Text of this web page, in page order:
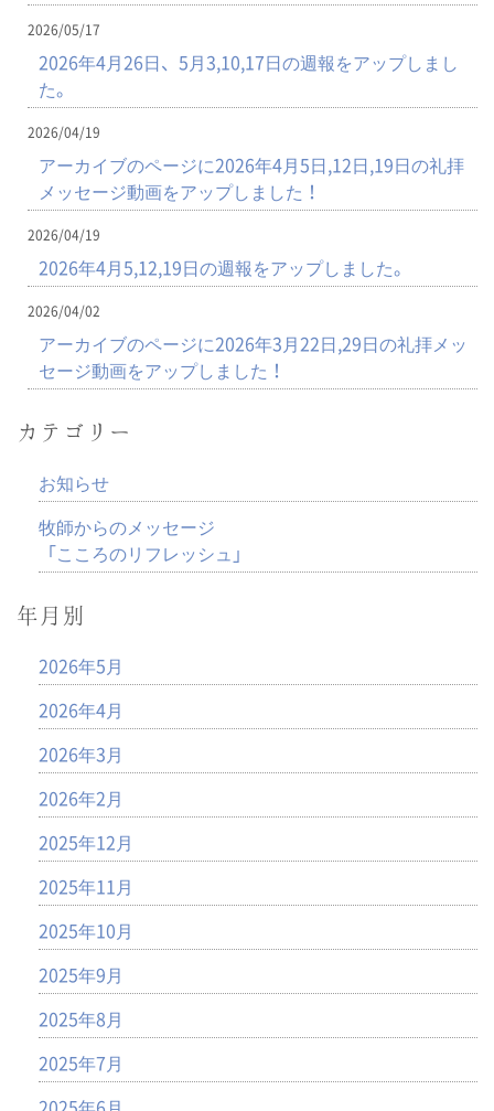
2026/05/17
2026年4月26日、5月3,10,17日の週報をアップしまし
た。
2026/04/19
アーカイブのページに2026年4月5日,12日,19日の礼拝
メッセージ動画をアップしました！
2026/04/19
2026年4月5,12,19日の週報をアップしました。
2026/04/02
アーカイブのページに2026年3月22日,29日の礼拝メッ
セージ動画をアップしました！
カテゴリー
お知らせ
牧師からのメッセージ
「こころのリフレッシュ」
年月別
2026年5月
2026年4月
2026年3月
2026年2月
2025年12月
2025年11月
2025年10月
2025年9月
2025年8月
2025年7月